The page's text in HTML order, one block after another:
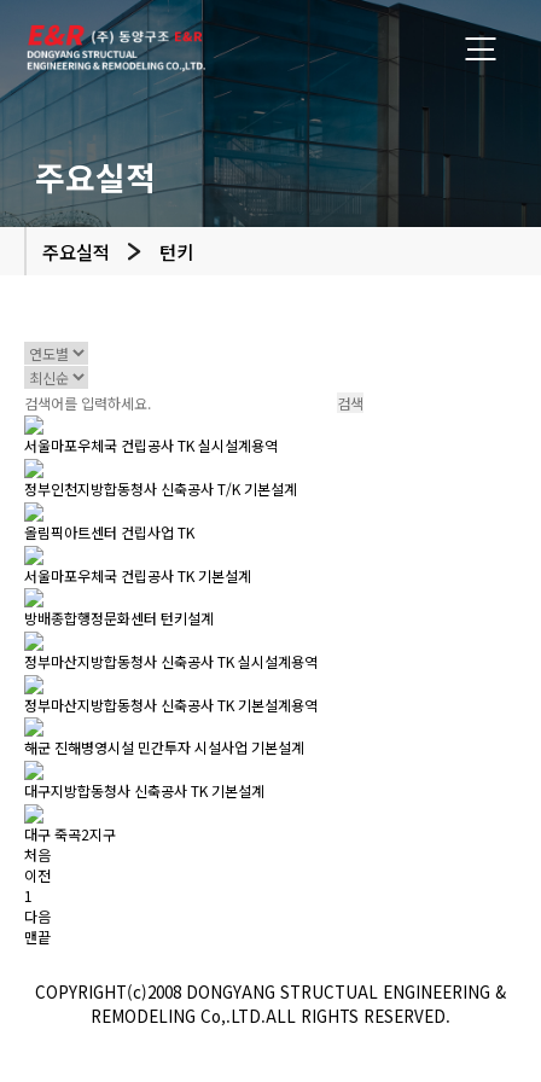
주요실적
주요실적 턴키
서울마포우체국 건립공사 TK 실시설계용역
정부인천지방합동청사 신축공사 T/K 기본설계
올림픽아트센터 건립사업 TK
서울마포우체국 건립공사 TK 기본설계
방배종합행정문화센터 턴키설계
정부마산지방합동청사 신축공사 TK 실시설계용역
정부마산지방합동청사 신축공사 TK 기본설계용역
해군 진해병영시설 민간투자 시설사업 기본설계
대구지방합동청사 신축공사 TK 기본설계
대구 죽곡2지구
처음
이전
1
다음
맨끝
COPYRIGHT(c)2008 DONGYANG STRUCTUAL ENGINEERING &
REMODELING Co,.LTD.ALL RIGHTS RESERVED.